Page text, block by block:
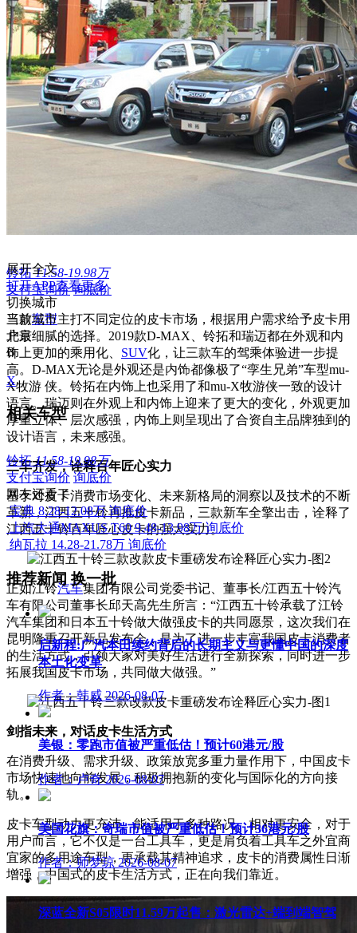
铃拓 11.58-19.98万
支付宝询价 询底价
三款车型主打不同定位的皮卡市场，根据用户需求给予皮卡用
户最细腻的选择。2019款D-MAX、铃拓和瑞迈都在外观和内
饰上更加的乘用化、 SUV化，让三款车的驾乘体验进一步提
高。D-MAX无论是外观还是内饰都像极了“孪生兄弟”车型mu-
X牧游 侠。铃拓在内饰上也采用了和mu-X牧游侠一致的设计
语言。瑞迈则在外观上和内饰上迎来了更大的变化，外观更加
厚重立体、层次感强，内饰上则呈现出了合资自主品牌独到的
设计语言，未来感强。
三车齐发，诠释百年匠心实力
基于对皮卡消费市场变化、未来新格局的洞察以及技术的不断
革新，江西五十铃再推皮卡新品，三款新车全擎出击，诠释了
江西五十铃百年匠心皮卡的强大实力。
正如江铃汽车集团有限公司党委书记、董事长/江西五十铃汽
车有限公司董事长邱天高先生所言：“江西五十铃承载了江铃
汽车集团和日本五十铃做大做强皮卡的共同愿景，这次我们在
昆明隆重召开新品发布会，是为了进一步丰富我国皮卡消费者
的生活方式，引领大家对美好生活进行全新探索，同时进一步
拓展我国皮卡市场，共同做大做强。”
剑指未来，对话皮卡生活方式
在消费升级、需求升级、政策放宽多重力量作用下，中国皮卡
市场快速地向前发展，积极拥抱新的变化与国际化的方向接
轨。
皮卡车型动力更充沛、能适用于多种路况、相对更安全，对于
用户而言，它不仅是一台工具车，更是肩负着工具车之外宜商
宜家的多用途车型，更承载其精神追求，皮卡的消费属性日渐
增强，中国式的皮卡生活方式，正在向我们靠近。
展开全文
打开APP查看更多
切换城市
当前城市
北京
B
X
相关车型
铃拓 11.58-19.98万
支付宝询价 询底价
网友还看了
宝典 8.28-12.08万 询底价
上汽大通MAXUS T60 9.48-13.98万 询底价
纳瓦拉 14.28-21.78万 询底价
推荐新闻 换一批
启新程:广汽本田续约背后的长期主义与更懂中国的深度
本土化变革
作者：韩威 2026-08-07
美银：零跑市值被严重低估！预计60港元/股
作者：卢奇 2026-08-07
美国花旗：奇瑞市值被严重低估！预计36港元/股
作者：师梦琼 2026-08-07
深蓝全新S05限时11.59万起售：激光雷达+端到端智驾